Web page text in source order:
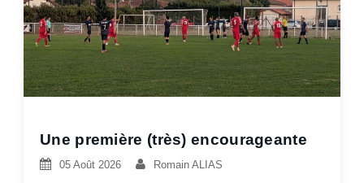
Une première (très) encourageante
05 Août 2026 Romain ALIAS